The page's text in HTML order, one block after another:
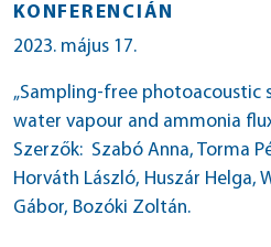
KONFERENCIÁN
2023. május 17.
„Sampling-free photoacoustic
water vapour and ammonia
Szerzők: Szabó Anna, Torma
Horváth László, Huszár Helga,
Gábor, Bozóki Zoltán.